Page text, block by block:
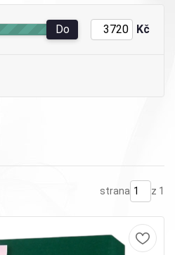
Do Kč
strana z 1